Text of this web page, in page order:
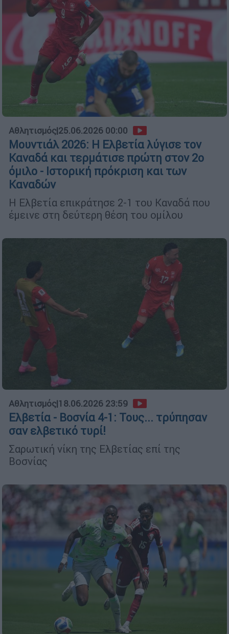
Αθλητισμός|25.06.2026 00:00
Μουντιάλ 2026: Η Ελβετία λύγισε τον
Καναδά και τερμάτισε πρώτη στον 2ο
όμιλο - Ιστορική πρόκριση και των
Καναδών
Η Ελβετία επικράτησε 2-1 του Καναδά που
έμεινε στη δεύτερη θέση του ομίλου
Αθλητισμός|18.06.2026 23:59
Ελβετία - Βοσνία 4-1: Τους... τρύπησαν
σαν ελβετικό τυρί!
Σαρωτική νίκη της Ελβετίας επί της
Βοσνίας